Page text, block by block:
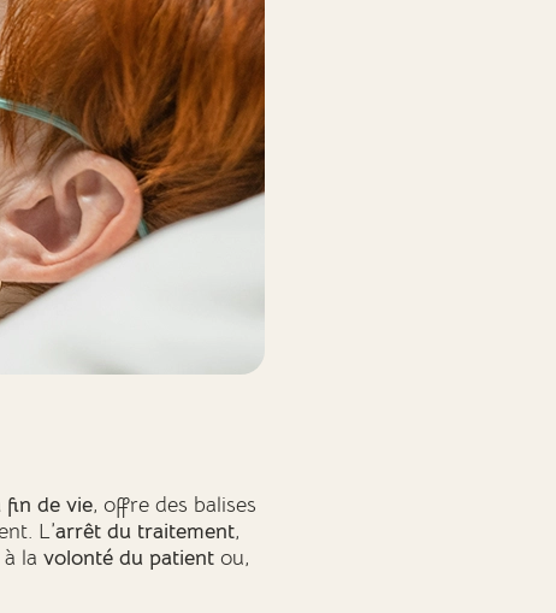
fin de vie, offre des balises
L’arrêt du traitement,
la volonté du patient ou,